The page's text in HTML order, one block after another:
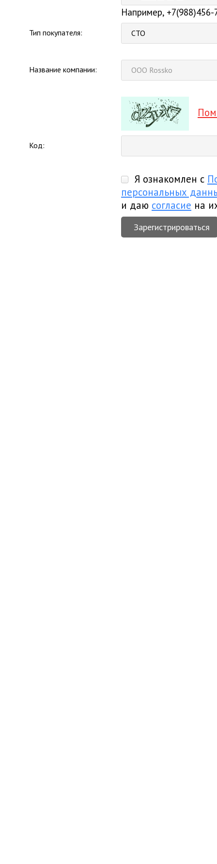
Например, +7(988)456-
Тип покупателя: СТО
Название компании:
Код:
Я ознакомлен с
персональных
и даю согласие на